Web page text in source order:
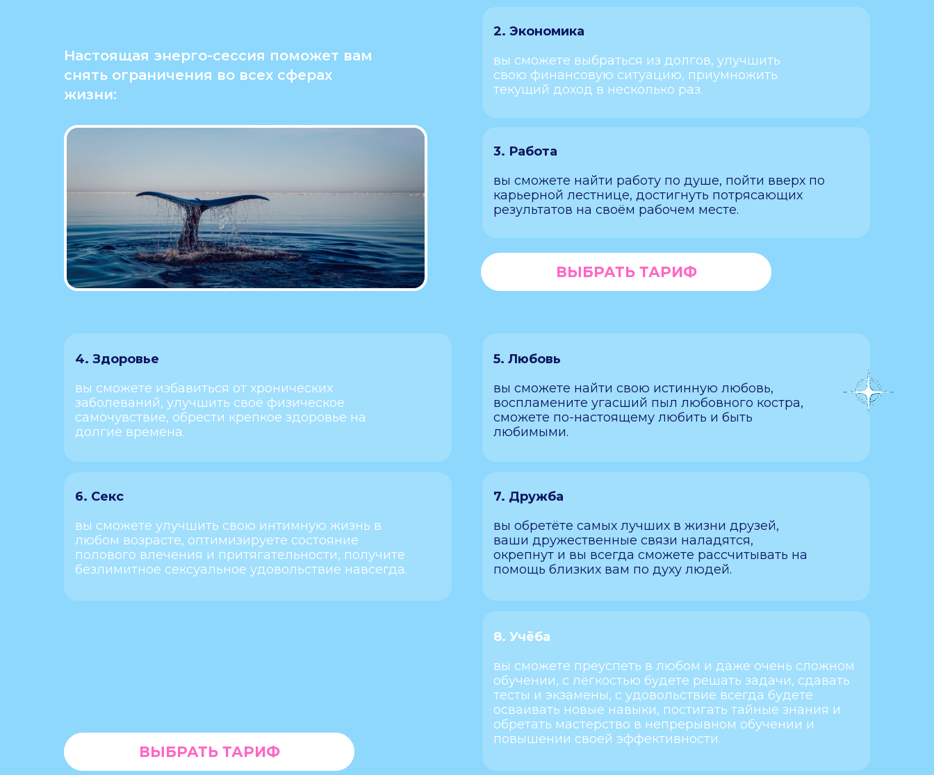
Настоящая энерго-сессия поможет вам
снять ограничения во всех сферах
жизни:
2. Экономика
вы сможете выбраться из долгов, улучшить
свою финансовую ситуацию, приумножить
текущий доход в несколько раз.
3. Работа
вы сможете найти работу по душе, пойти вверх по
карьерной лестнице, достигнуть потрясающих
результатов на своём рабочем месте.
ВЫБРАТЬ ТАРИФ
5. Любовь
вы сможете найти свою истинную любовь,
воспламените угасший пыл любовного костра,
сможете по-настоящему любить и быть
любимыми.
7. Дружба
вы обретёте самых лучших в жизни друзей,
ваши дружественные связи наладятся,
окрепнут и вы всегда сможете рассчитывать на
помощь близких вам по духу людей.
6. Секс
вы сможете улучшить свою интимную жизнь в
любом возрасте, оптимизируете состояние
полового влечения и притягательности, получите
безлимитное сексуальное удовольствие навсегда.
4. Здоровье
вы сможете избавиться от хронических
заболеваний, улучшить своё физическое
самочувствие, обрести крепкое здоровье на
долгие времена.
8. Учёба
вы сможете преуспеть в любом и даже очень сложном
обучении, с лёгкостью будете решать задачи, сдавать
тесты и экзамены, с удовольствие всегда будете
осваивать новые навыки, постигать тайные знания и
обретать мастерство в непрерывном обучении и
повышении своей эффективности.
ВЫБРАТЬ ТАРИФ